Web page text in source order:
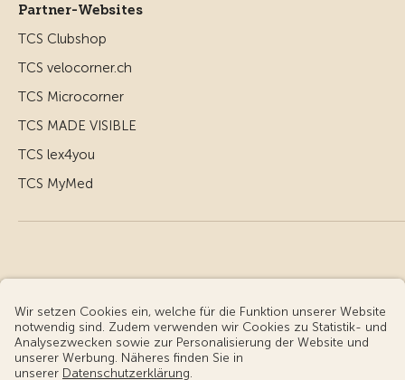
Partner-Websites
TCS Clubshop
TCS velocorner.ch
TCS Microcorner
TCS MADE VISIBLE
TCS lex4you
TCS MyMed